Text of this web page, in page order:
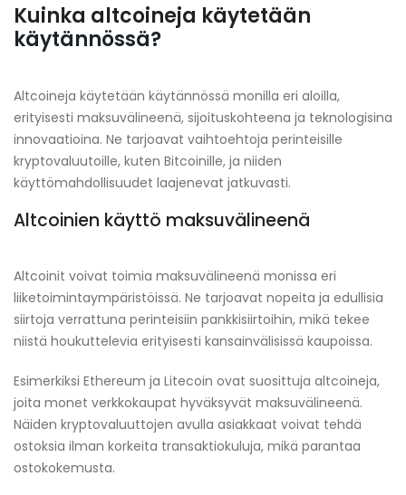
Kuinka altcoineja käytetään
käytännössä?
Altcoineja käytetään käytännössä monilla eri aloilla,
erityisesti maksuvälineenä, sijoituskohteena ja teknologisina
innovaatioina. Ne tarjoavat vaihtoehtoja perinteisille
kryptovaluutoille, kuten Bitcoinille, ja niiden
käyttömahdollisuudet laajenevat jatkuvasti.
Altcoinien käyttö maksuvälineenä
Altcoinit voivat toimia maksuvälineenä monissa eri
liiketoimintaympäristöissä. Ne tarjoavat nopeita ja edullisia
siirtoja verrattuna perinteisiin pankkisiirtoihin, mikä tekee
niistä houkuttelevia erityisesti kansainvälisissä kaupoissa.
Esimerkiksi Ethereum ja Litecoin ovat suosittuja altcoineja,
joita monet verkkokaupat hyväksyvät maksuvälineenä.
Näiden kryptovaluuttojen avulla asiakkaat voivat tehdä
ostoksia ilman korkeita transaktiokuluja, mikä parantaa
ostokokemusta.